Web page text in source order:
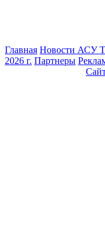
Главная Новости АСУ
2026 г. Партнеры